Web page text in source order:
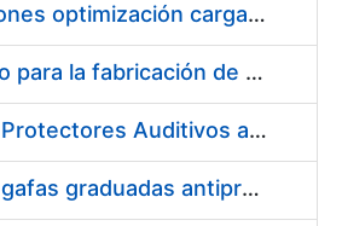
Pliego condiciones optimización cargas compras firmado
Acuerdo marco para la fabricación de piezas
Suministro de Protectores Auditivos a medida para las personas trabajadoras de los Centros de Trabajo de Madrid y Burgos
Suministro de gafas graduadas antiproyecciones para los trabajadores de la FNMT-RCM en los centros de trabajo de Madrid y Burgos